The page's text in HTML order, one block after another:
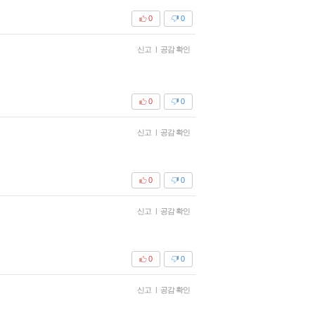
0
0
신고 | 공감 확인
0
0
신고 | 공감 확인
0
0
신고 | 공감 확인
0
0
신고 | 공감 확인